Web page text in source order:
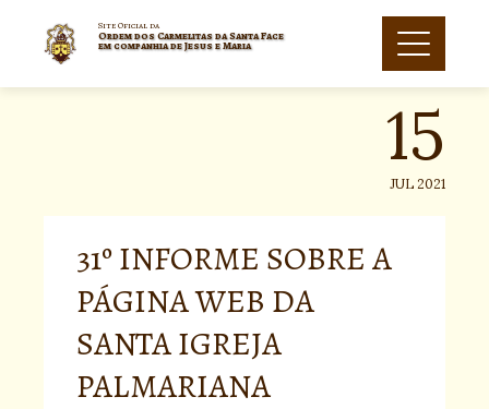
content
Site Oficial da
Ordem dos Carmelitas da Santa Face
em companhia de Jesus e Maria 15
JUL 2021
31º INFORME SOBRE A
PÁGINA WEB DA
SANTA IGREJA
PALMARIANA